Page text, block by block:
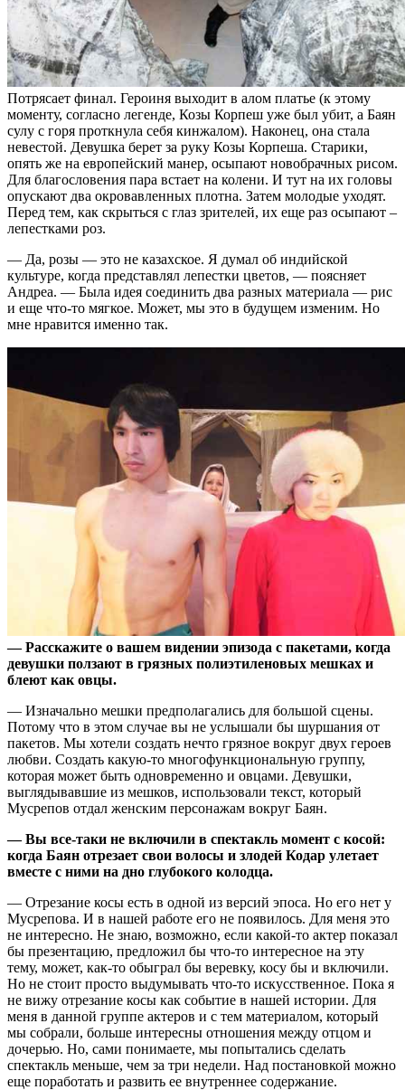
Потрясает финал. Героиня выходит в алом платье (к этому
моменту, согласно легенде, Козы Корпеш уже был убит, а Баян
сулу с горя проткнула себя кинжалом). Наконец, она стала
невестой. Девушка берет за руку Козы Корпеша. Старики,
опять же на европейский манер, осыпают новобрачных рисом.
Для благословения пара встает на колени. И тут на их головы
опускают два окровавленных плотна. Затем молодые уходят.
Перед тем, как скрыться с глаз зрителей, их еще раз осыпают –
лепестками роз.
— Да, розы — это не казахское. Я думал об индийской
культуре, когда представлял лепестки цветов, — поясняет
Андреа. — Была идея соединить два разных материала — рис
и еще что-то мягкое. Может, мы это в будущем изменим. Но
мне нравится именно так.
— Расскажите о вашем видении эпизода с пакетами, когда
девушки ползают в грязных полиэтиленовых мешках и
блеют как овцы.
— Изначально мешки предполагались для большой сцены.
Потому что в этом случае вы не услышали бы шуршания от
пакетов. Мы хотели создать нечто грязное вокруг двух героев
любви. Создать какую-то многофункциональную группу,
которая может быть одновременно и овцами. Девушки,
выглядывавшие из мешков, использовали текст, который
Мусрепов отдал женским персонажам вокруг Баян.
— Вы все-таки не включили в спектакль момент с косой:
когда Баян отрезает свои волосы и злодей Кодар улетает
вместе с ними на дно глубокого колодца.
— Отрезание косы есть в одной из версий эпоса. Но его нет у
Мусрепова. И в нашей работе его не появилось. Для меня это
не интересно. Не знаю, возможно, если какой-то актер показал
бы презентацию, предложил бы что-то интересное на эту
тему, может, как-то обыграл бы веревку, косу бы и включили.
Но не стоит просто выдумывать что-то искусственное. Пока я
не вижу отрезание косы как событие в нашей истории. Для
меня в данной группе актеров и с тем материалом, который
мы собрали, больше интересны отношения между отцом и
дочерью. Но, сами понимаете, мы попытались сделать
спектакль меньше, чем за три недели. Над постановкой можно
еще поработать и развить ее внутреннее содержание.